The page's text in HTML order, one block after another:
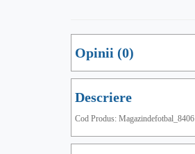
Opinii (0)
Descriere
Cod Produs: Magazindefotbal_8406